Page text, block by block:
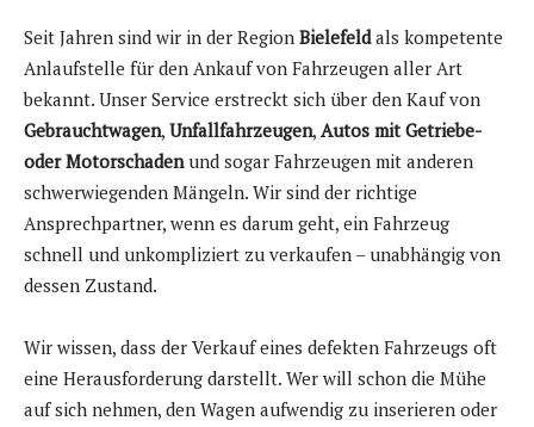
Seit Jahren sind wir in der Region Bielefeldals kompetente
Anlaufstelle für den Ankauf von Fahrzeugen aller Art
bekannt. Unser Service erstreckt sich über den Kauf von
Gebrauchtwagen, Unfallfahrzeugen, Autos mit Getriebe-
oder Motorschadenund sogar Fahrzeugen mit anderen
schwerwiegenden Mängeln. Wir sind der richtige
Ansprechpartner, wenn es darum geht, ein Fahrzeug
schnell und unkompliziert zu verkaufen – unabhängig von
dessen Zustand.
Wir wissen, dass der Verkauf eines defekten Fahrzeugs oft
eine Herausforderung darstellt. Wer will schon die Mühe
auf sich nehmen, den Wagen aufwendig zu inserieren oder